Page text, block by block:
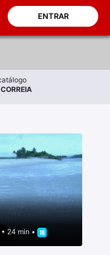
ENTRAR
• 24 min •